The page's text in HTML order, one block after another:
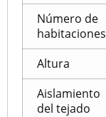
Número de
habitaciones
Altura
Aislamiento
del tejado